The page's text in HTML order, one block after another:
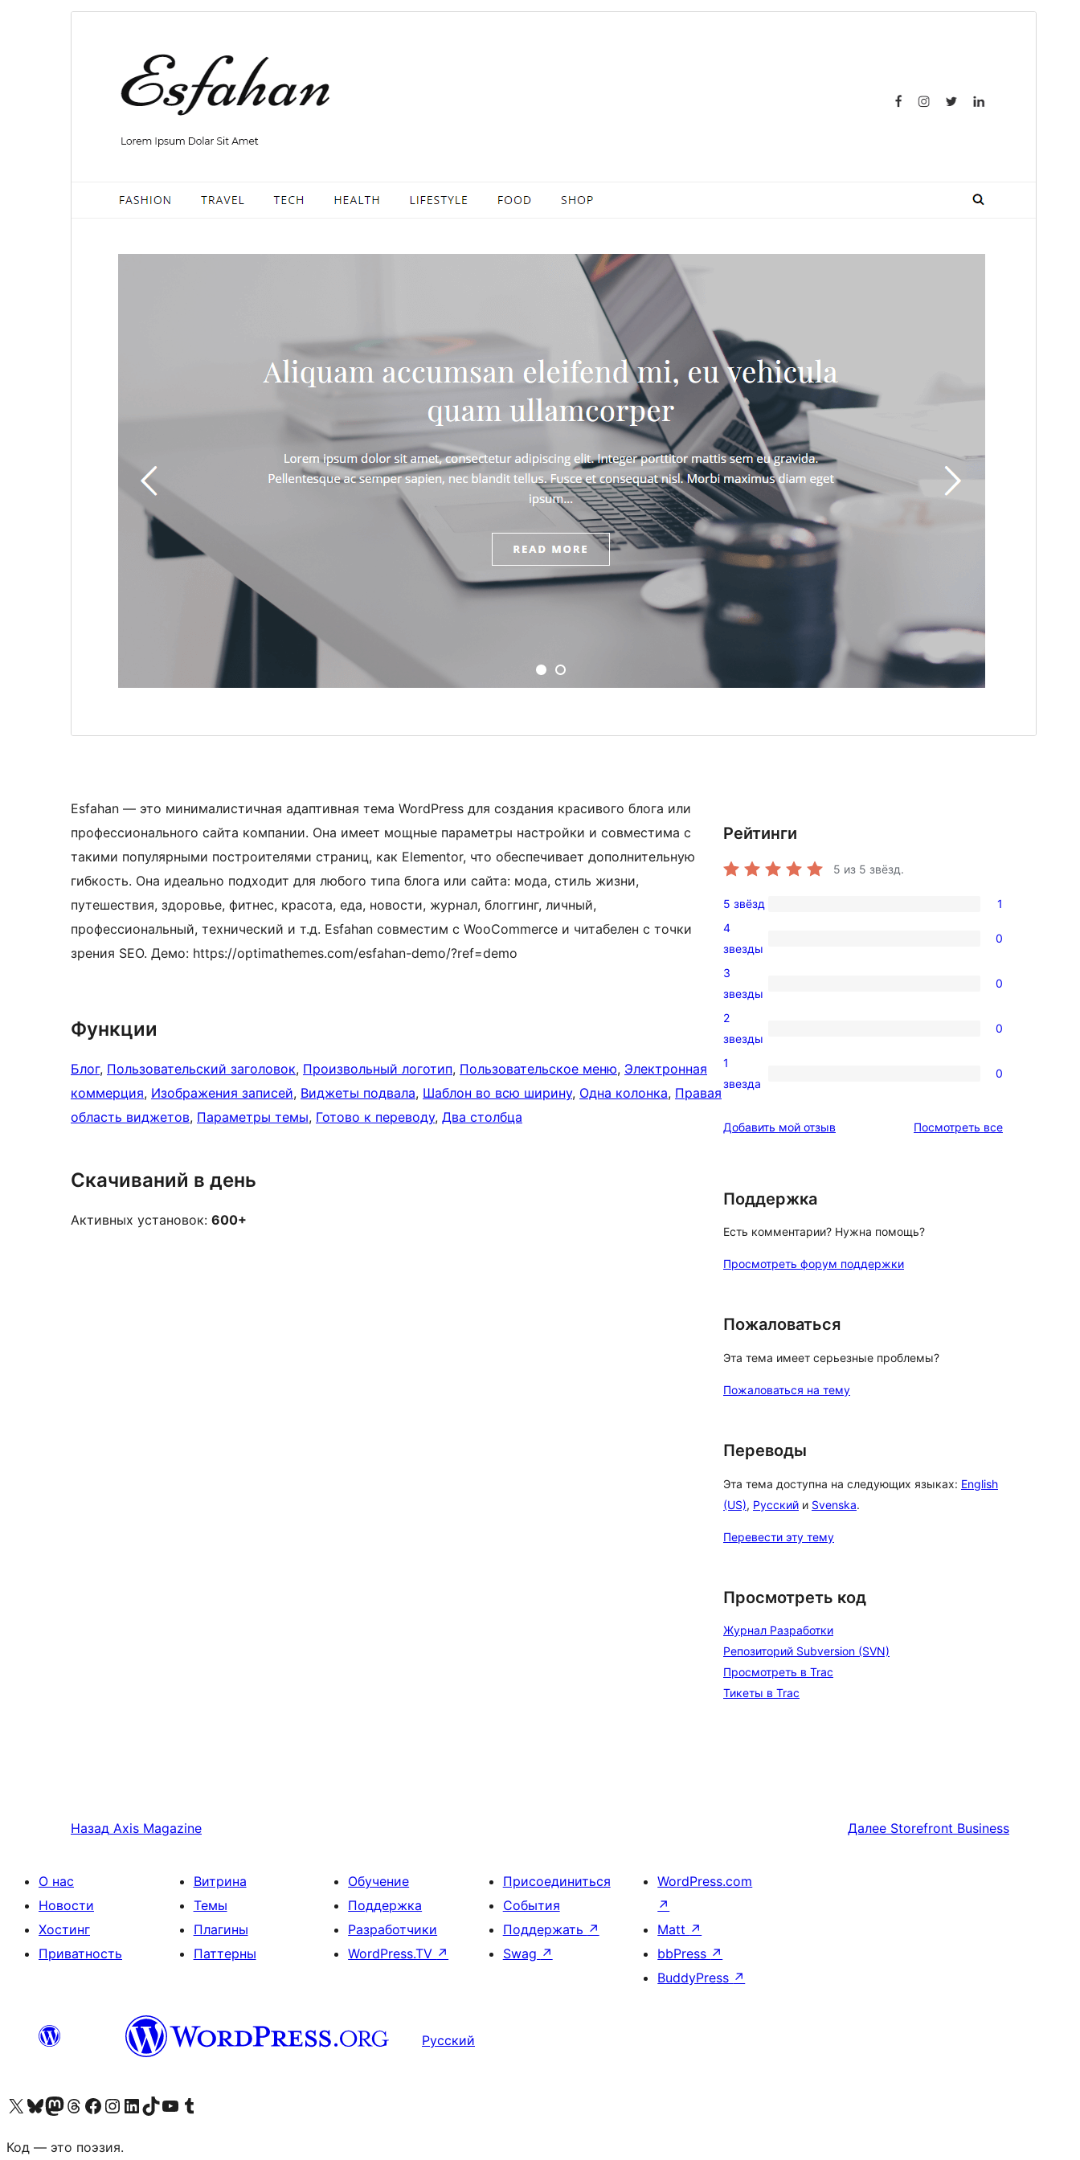
600+
Esfahan — это минималистичная адаптивная тема WordPress для создания красивого блога или
профессионального сайта компании. Она имеет мощные параметры настройки и совместима с
такими популярными построителями страниц, как Elementor, что обеспечивает дополнительную
гибкость. Она идеально подходит для любого типа блога или сайта: мода, стиль жизни,
путешествия, здоровье, фитнес, красота, еда, новости, журнал, блоггинг, личный,
профессиональный, технический и т.д. Esfahan совместим с WooCommerce и читабелен с точки
зрения SEO. Демо: https://optimathemes.com/esfahan-demo/?ref=demo
Функции
Блог, Пользовательский заголовок, Произвольный логотип, Пользовательское меню, Электронная
коммерция, Изображения записей, Виджеты подвала, Шаблон во всю ширину, Одна колонка, Правая
область виджетов, Параметры темы, Готово к переводу, Два столбца
Скачиваний в день
Активных установок: 600+
Рейтинги
5 из 5 звёзд.
1
5-
звездный
отзыв
5 звёзд 1
0
4-
звездный
4
звезды
0
0
3-
звездный
3
звезды
0
0
2-
звездный
2
звезды
0
0
звездный
1
звезда
0
Добавить мой отзыв Посмотреть всеотзывы
Поддержка
Есть комментарии? Нужна помощь?
Просмотреть форум поддержки
Пожаловаться
Эта тема имеет серьезные проблемы?
Пожаловаться на тему
Переводы
Эта тема доступна на следующих языках: English
(US), Русский и Svenska.
Перевести эту тему
Просмотреть код
Журнал Разработки
Репозиторий Subversion (SVN)
Просмотреть в Trac
Тикеты в Trac
Назад Axis Magazine Далее Storefront Business
О нас
Новости
Хостинг
Приватность
Витрина
Темы
Плагины
Паттерны
Обучение
Поддержка
Разработчики
WordPress.TV ↗
Присоединиться
События
Поддержать ↗
Swag ↗
WordPress.com
↗
Matt ↗
bbPress ↗
BuddyPress ↗
Русский
Посетите нас в X (ранее Twitter)
Посетите нашу учётную запись в Bluesky
Посетите нашу ленту в Mastodon
Посетите нашу учётную запись в Threads
Посетите нашу страницу на Facebook
Посетите наш Instagram
Посетите нашу страницу в LinkedIn
Посетите нашу учётную запись в TikTok
Посетите наш канал YouTube
Посетите нашу учётную запись в Tumblr
Код — это поэзия.